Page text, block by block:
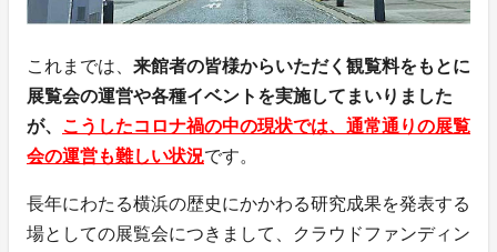
これまでは、 来館者の皆様からいただく観覧料をもとに
展覧会の運営や各種イベントを実施してまいりました
が、 こうしたコロナ禍の中の現状では、通常通りの展覧
会の運営も難しい状況です。
長年にわたる横浜の歴史にかかわる研究成果を発表する
場としての展覧会につきまして、クラウドファンディン